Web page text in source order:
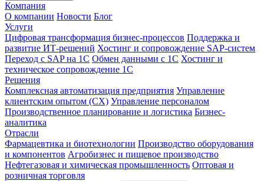
Компания
О компании Новости Блог
Услуги
Цифровая трансформация бизнес-процессов Поддержка и
развитие ИТ-решений Хостинг и сопровождение SAP-систем
Переход с SAP на 1С Обмен данными с 1С Хостинг и
техническое сопровождение 1С
Решения
Комплексная автоматизация предприятия Управление
клиентским опытом (CX) Управление персоналом
Производственное планирование и логистика Бизнес-
аналитика
Отрасли
Фармацевтика и биотехнологии Производство оборудования
и компонентов Агробизнес и пищевое производство
Нефтегазовая и химическая промышленность Оптовая и
розничная торговля